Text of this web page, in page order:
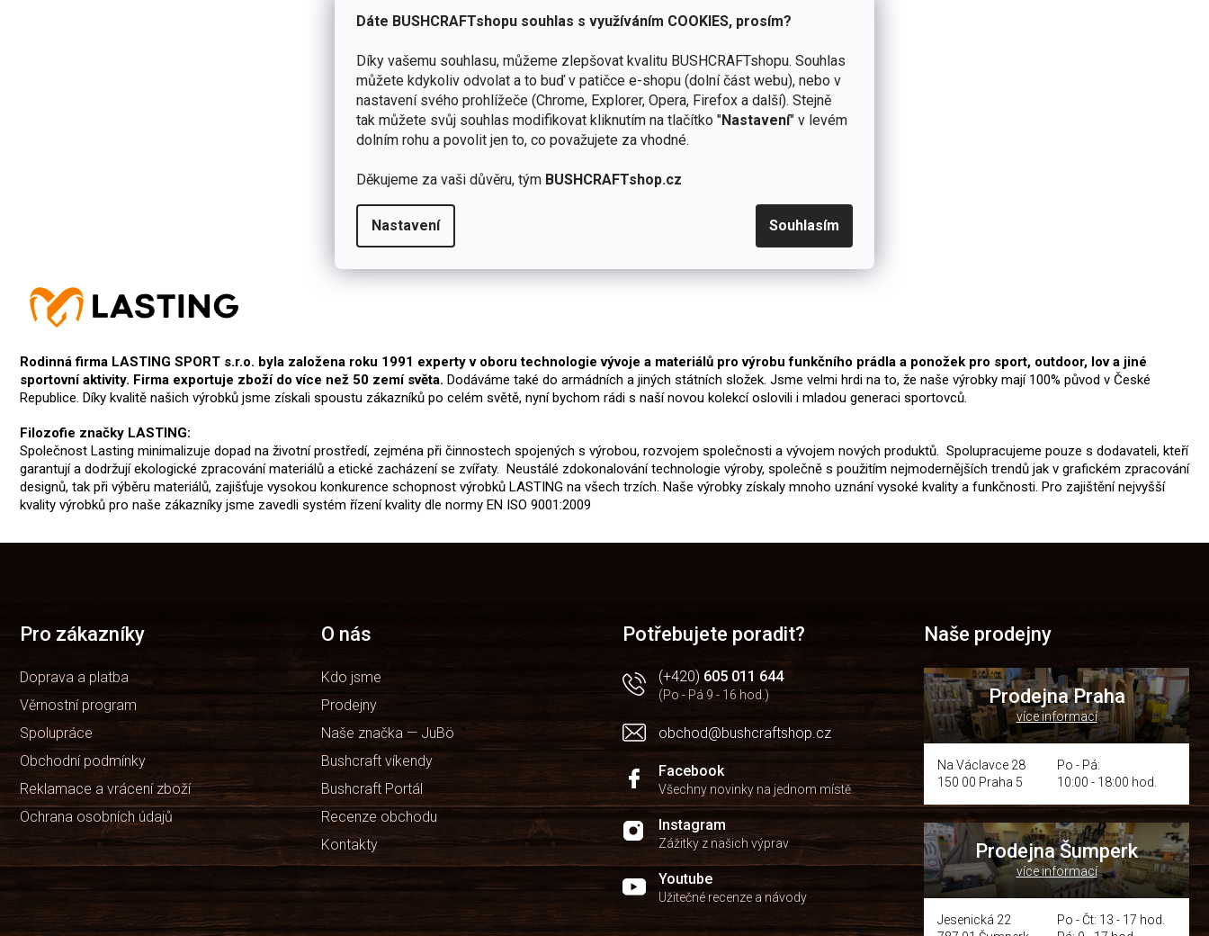
Dáte BUSHCRAFTshopu souhlas s využíváním COOKIES, prosím?
Díky vašemu souhlasu, můžeme zlepšovat kvalitu BUSHCRAFTshopu. Souhlas
můžete kdykoliv odvolat a to buď v patičce e-shopu (dolní část webu), nebo v
nastavení svého prohlížeče (Chrome, Explorer, Opera, Firefox a další). Stejně
tak můžete svůj souhlas modifikovat kliknutím na tlačítko "Nastavení" v levém
dolním rohu a povolit jen to, co považujete za vhodné.
Děkujeme za vaši důvěru, tým BUSHCRAFTshop.cz
Nastavení Souhlasím
Přidat hodnocení
Rodinná firma LASTING SPORT s.r.o. byla založena roku 1991 experty v oboru technologie vývoje a materiálů pro výrobu funkčního prádla a ponožek pro sport, outdoor, lov a jiné
sportovní aktivity. Firma exportuje zboží do více než 50 zemí světa. Dodáváme také do armádních a jiných státních složek. Jsme velmi hrdi na to, že naše výrobky mají 100% původ v České
Republice. Díky kvalitě našich výrobků jsme získali spoustu zákazníků po celém světě, nyní bychom rádi s naší novou kolekcí oslovili i mladou generaci sportovců.
Filozofie značky LASTING:
Společnost Lasting minimalizuje dopad na životní prostředí, zejména při činnostech spojených s výrobou, rozvojem společnosti a vývojem nových produktů. Spolupracujeme pouze s dodavateli, kteří
garantují a dodržují ekologické zpracování materiálů a etické zacházení se zvířaty. Neustálé zdokonalování technologie výroby, společně s použitím nejmodernějších trendů jak v grafickém zpracování
designů, tak při výběru materiálů, zajišťuje vysokou konkurence schopnost výrobků LASTING na všech trzích. Naše výrobky získaly mnoho uznání vysoké kvality a funkčnosti. Pro zajištění nejvyšší
kvality výrobků pro naše zákazníky jsme zavedli systém řízení kvality dle normy EN ISO 9001:2009
Pro zákazníky
Doprava a platba
Věrnostní program
Spolupráce
Obchodní podmínky
Reklamace a vrácení zboží
Ochrana osobních údajů
O nás
Kdo jsme
Prodejny
Naše značka — JuBö
Bushcraft víkendy
Bushcraft Portál
Recenze obchodu
Kontakty
Potřebujete poradit?
(+420) 605 011 644
(Po - Pá 9 - 16 hod.)
obchod@bushcraftshop.cz
Facebook
Všechny novinky na jednom místě
Instagram
Zážitky z našich výprav
Youtube
Užitečné recenze a návody
Naše prodejny
Prodejna Praha
více informací
Na Václavce 28
150 00 Praha 5
Po - Pá:
10:00 - 18:00 hod.
Prodejna Šumperk
více informací
Jesenická 22
Po - Čt: 13 - 17 hod.